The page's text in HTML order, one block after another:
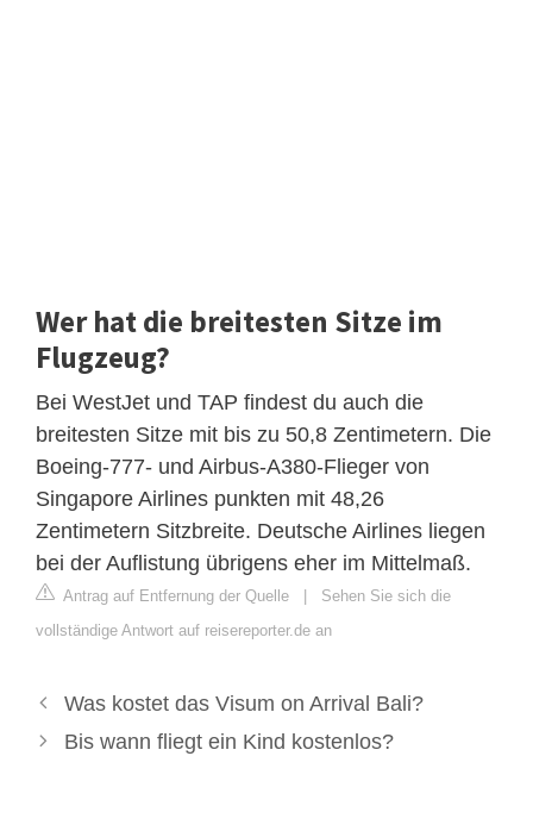
Wer hat die breitesten Sitze im
Flugzeug?
Bei WestJet und TAP findest du auch die
breitesten Sitze mit bis zu 50,8 Zentimetern. Die
Boeing-777- und Airbus-A380-Flieger von
Singapore Airlines punkten mit 48,26
Zentimetern Sitzbreite. Deutsche Airlines liegen
bei der Auflistung übrigens eher im Mittelmaß.
Antrag auf Entfernung der Quelle | Sehen Sie sich die
vollständige Antwort auf reisereporter.de an
Was kostet das Visum on Arrival Bali?
Bis wann fliegt ein Kind kostenlos?